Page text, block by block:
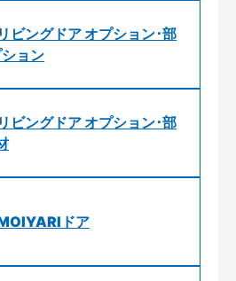
ビングドア オプション･部
ョン
ビングドア オプション･部
ドア